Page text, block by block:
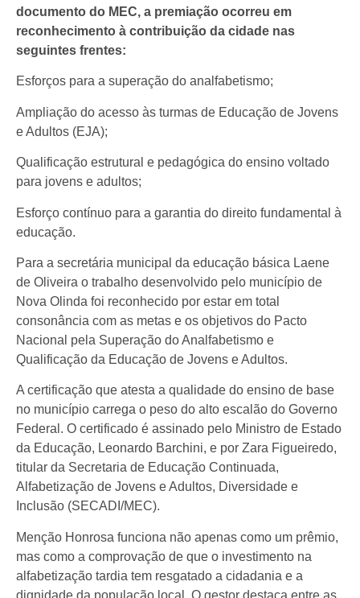
documento do MEC, a premiação ocorreu em
reconhecimento à contribuição da cidade nas
seguintes frentes:
​Esforços para a superação do analfabetismo;
​Ampliação do acesso às turmas de Educação de Jovens
e Adultos (EJA);
​Qualificação estrutural e pedagógica do ensino voltado
para jovens e adultos;
​Esforço contínuo para a garantia do direito fundamental à
educação.
Para a secretária municipal da educação básica Laene
de Oliveira ​o trabalho desenvolvido pelo município de
Nova Olinda foi reconhecido por estar em total
consonância com as metas e os objetivos do Pacto
Nacional pela Superação do Analfabetismo e
Qualificação da Educação de Jovens e Adultos.
​A certificação que atesta a qualidade do ensino de base
no município carrega o peso do alto escalão do Governo
Federal. O certificado é assinado pelo Ministro de Estado
da Educação, Leonardo Barchini, e por Zara Figueiredo,
titular da Secretaria de Educação Continuada,
Alfabetização de Jovens e Adultos, Diversidade e
Inclusão (SECADI/MEC).
Menção Honrosa funciona não apenas como um prêmio,
mas como a comprovação de que o investimento na
alfabetização tardia tem resgatado a cidadania e a
dignidade da população local. O gestor destaca entre as